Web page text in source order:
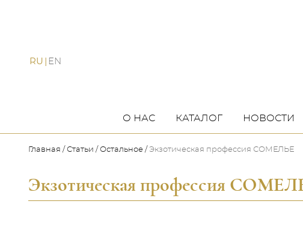
RU EN
О НАС КАТАЛОГ НОВОСТИ
Главная Статьи Остальное Экзотическая профессия СОМЕЛЬЕ
Экзотическая профессия